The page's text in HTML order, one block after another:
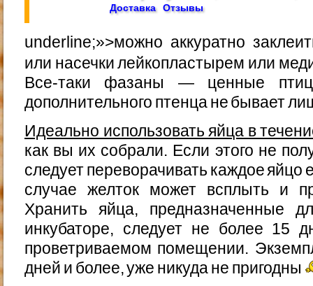
Доставка Отзывы
underline;»>можно аккуратно
или насечки лейкопластырем или
Все-таки фазаны — ценные
дополнительного птенца не бывает
Идеально использовать яйца в
как вы их собрали. Если этого не
следует переворачивать каждое яйцо
случае желток может всплыть и
Хранить яйца, предназначенные
инкубаторе, следует не более 15
проветриваемом помещении.
дней и более, уже никуда не пригодны